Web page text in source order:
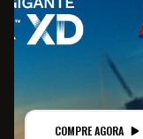
COMPRE AGORA